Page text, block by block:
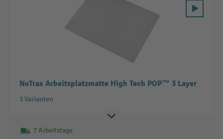
NoTrax Arbeitsplatzmatte High Tech POP™ 3 Layer
3 Varianten
7 Arbeitstage